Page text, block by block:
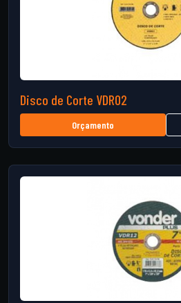
Disco de Corte VDR02
Orçamento